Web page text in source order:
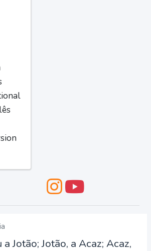
Jotão; Jotão, a Acaz; Acaz,